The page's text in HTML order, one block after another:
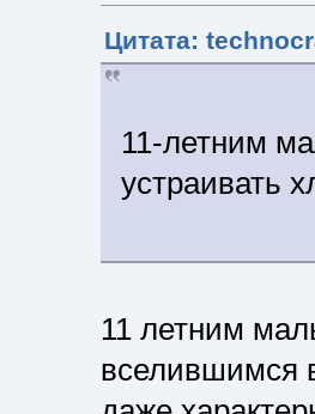
Цитата:
11-летним
устраивать
11 летним
вселившимся